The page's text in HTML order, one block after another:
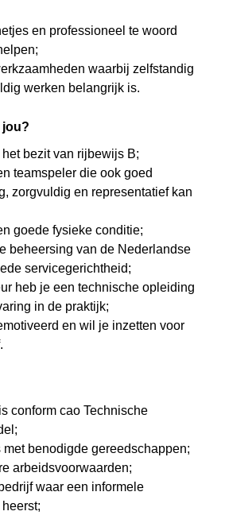
en professioneel te woord
waarbij zelfstandig
werken belangrijk is.
jou?
bezit van rijbewijs B;
teamspeler die ook goed
zorgvuldig en representatief kan
goede fysieke conditie;
beheersing van de Nederlandse
servicegerichtheid;
heb je een technische opleiding
in de praktijk;
en wil je inzetten voor
conform cao Technische
met benodigde gereedschappen;
arbeidsvoorwaarden;
waar een informele